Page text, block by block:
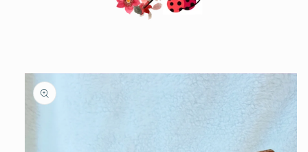
Passer aux
informations
produits